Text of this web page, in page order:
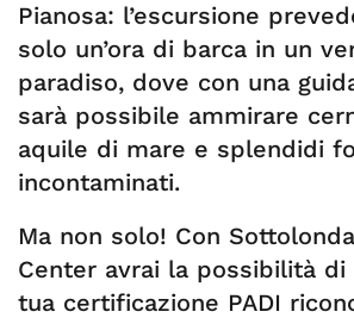
Pianosa: l’escursione
solo un’ora di barca in un
paradiso, dove con una
sarà possibile ammirare
aquile di mare e splendidi
incontaminati.
Ma non solo! Con
Center avrai la possibilità
tua certificazione PADI